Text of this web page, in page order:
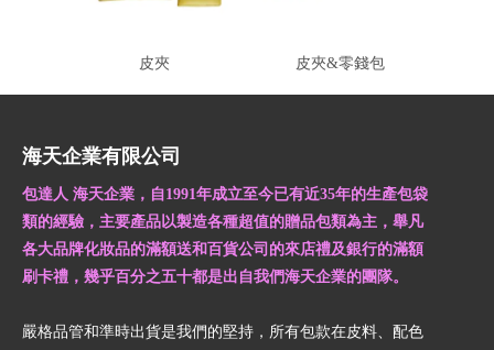
皮夾 皮夾&零錢包
海天企業有限公司
包達人 海天企業，自1991年成立至今已有近35年的生產包袋
類的經驗，主要產品以製造各種超值的贈品包類為主，舉凡
各大品牌化妝品的滿額送和百貨公司的來店禮及銀行的滿額
刷卡禮，幾乎百分之五十都是出自我們海天企業的團隊。
嚴格品管和準時出貨是我們的堅持，所有包款在皮料、配色